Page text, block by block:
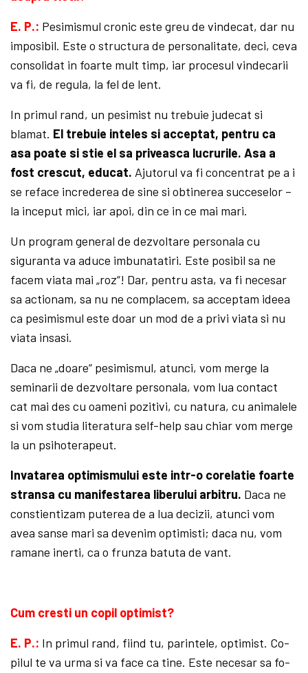
E. P.: Pesimismul cronic este greu de vindecat, dar nu
imposibil. Este o structura de personalitate, deci, ceva
consolidat in foarte mult timp, iar procesul vindecarii
va fi, de regula, la fel de lent.
In primul rand, un pesimist nu trebuie judecat si
blamat. El trebuie inteles si acceptat, pentru ca
asa poate si stie el sa priveasca lucrurile. Asa a
fost crescut, educat. Ajutorul va fi concentrat pe a i
se reface increderea de sine si obtinerea succeselor –
la inceput mici, iar apoi, din ce in ce mai mari.
Un program general de dezvoltare personala cu
siguranta va aduce imbunatatiri. Este posibil sa ne
facem viata mai „roz“! Dar, pentru asta, va fi necesar
sa actionam, sa nu ne complacem, sa acceptam ideea
ca pesimismul este doar un mod de a privi viata si nu
viata insasi.
Daca ne „doare“ pesimismul, atunci, vom merge la
seminarii de dezvoltare personala, vom lua contact
cat mai des cu oameni pozitivi, cu natura, cu animalele
si vom studia literatura self-help sau chiar vom merge
la un psihoterapeut.
Invatarea optimismului este intr-o corelatie foarte
stransa cu manifestarea liberului arbitru. Daca ne
constientizam puterea de a lua decizii, atunci vom
avea sanse mari sa devenim optimisti; daca nu, vom
ramane inerti, ca o frunza batuta de vant.
Cum cresti un copil optimist?
E. P.: In primul rand, fiind tu, parintele, optimist. Co­
pi­lul te va urma si va face ca tine. Este necesar sa fo­